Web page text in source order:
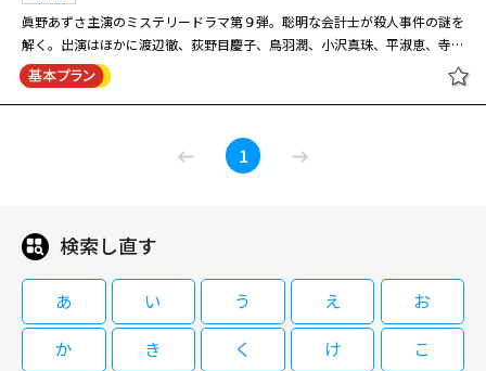
殺人事件の真相究明に万里子が挑む。 山村の診療所の医師・華岡万里子
（かたせ梨乃）は、村人たちの診療に携わる日々を送っていた。そんなある
日、村で祭りが行われている最中、ダム建設の話が持ち上がる。計画を知っ
た林業会社社長・森宮（鳥羽潤）は、建設会社社長・黒沢（清水紘治）に対
し、「山の報いを受けることになる」と怒りをあらわにする。やがて、その
眞野あずさ主演のミステリードラマ第９弾。聡明な会計士が殺人事件の謎を
解く。出演はほかに渡辺徹、荻野目慶子、鳥羽潤、小沢真珠、平淑恵、寺田
農。 上条会計事務所の公認会計士・上条麗子（眞野あずさ）はある日、払
い下げとなった県の所有地への入札を希望する会社の財務調査を行うべく、
県職員・山田エリカ（小沢真珠）の案内で、ホテルオーナーの藤原宗茂（四
方堂亘）から京都の呉服店主・細川碧（荻野目慶子）を紹介される。しかし
【おひるのサスペンス劇場】 上条麗
子の事件推理９ ～近江八幡・京都～
死を呼ぶ琵琶湖の謎 出演：眞野あず
08/31(月)12:50～14:50
眞野あずさ主演のミステリードラマ第９弾。聡明な会計士が殺人事件の謎を
解く。出演はほかに渡辺徹、荻野目慶子、鳥羽潤、小沢真珠、平淑恵、寺田
農。 上条会計事務所の公認会計士・上条麗子（眞野あずさ）はある日、払
い下げとなった県の所有地への入札を希望する会社の財務調査を行うべく、
1
検索し直す
あ い う え
お
か
き く け
こ